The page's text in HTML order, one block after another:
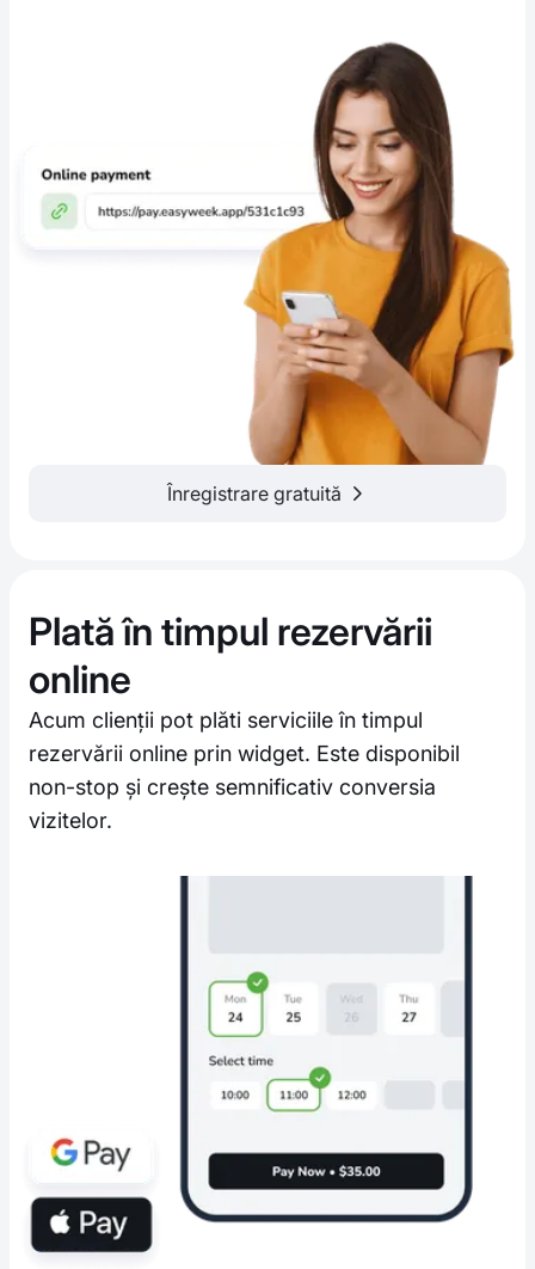
Înregistrare gratuită
Plată în timpul rezervării
online
Acum clienții pot plăti serviciile în timpul
rezervării online prin widget. Este disponibil
non-stop și crește semnificativ conversia
vizitelor.